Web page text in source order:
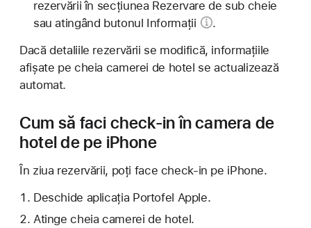
rezervării în secțiunea Rezervare de sub cheie
sau atingând butonul Informații
.
Dacă detaliile rezervării se modifică, informațiile
afișate pe cheia camerei de hotel se actualizează
automat.
Cum să faci check-in în camera de
hotel de pe iPhone
În ziua rezervării, poți face check-in pe iPhone.
Deschide aplicația Portofel Apple.
Atinge cheia camerei de hotel.